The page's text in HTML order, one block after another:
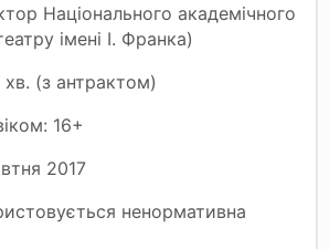
Національного академічного
імені І. Франка)
хв. (з антрактом)
16+
2017
ненормативна